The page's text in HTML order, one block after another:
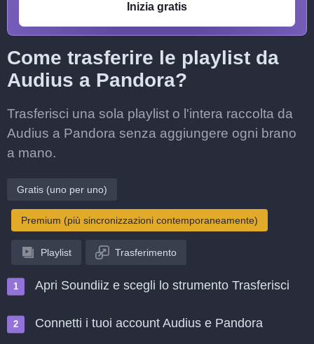
Inizia gratis
Come trasferire le playlist da
Audius a Pandora?
Trasferisci una sola playlist o l'intera raccolta da
Audius a Pandora senza aggiungere ogni brano
a mano.
Gratis (uno per uno)
Premium (più sincronizzazioni contemporaneamente)
Playlist Trasferimento
Apri Soundiiz e scegli lo strumento Trasferisci
Connetti i tuoi account Audius e Pandora